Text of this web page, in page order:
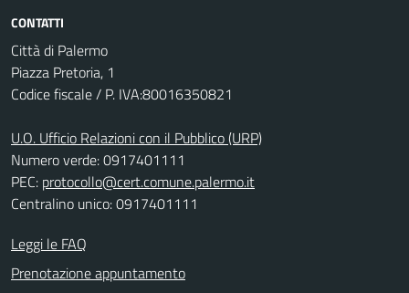
CONTATTI
Città di Palermo
Piazza Pretoria, 1
Codice fiscale / P. IVA:80016350821
U.O. Ufficio Relazioni con il Pubblico (URP)
Numero verde: 0917401111
PEC: protocollo@cert.comune.palermo.it
Centralino unico: 0917401111
Leggi le FAQ
Prenotazione appuntamento